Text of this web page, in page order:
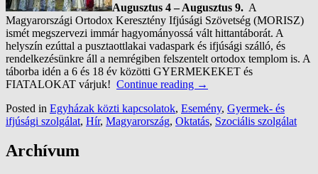
Augusztus 4 – Augusztus 9. A
Magyarországi Ortodox Keresztény Ifjúsági Szövetség (MORISZ)
ismét megszervezi immár hagyományossá vált hittantáborát. A
helyszín ezúttal a pusztaottlakai vadaspark és ifjúsági szálló, és
rendelkezésünkre áll a nemrégiben felszentelt ortodox templom is. A
táborba idén a 6 és 18 év közötti GYERMEKEKET és
FIATALOKAT várjuk! Continue reading →
Posted in Egyházak közti kapcsolatok, Esemény, Gyermek- és
ifjúsági szolgálat, Hír, Magyarország, Oktatás, Szociális szolgálat
Archívum